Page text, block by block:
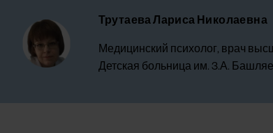
Image
Трутаева Лариса Николаевна
Медицинский психолог, врач
Детская больница им. 3.А.